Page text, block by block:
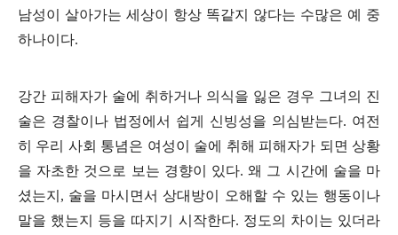
남성이 살아가는 세상이 항상 똑같지 않다는 수많은 예 중
하나이다.
강간 피해자가 술에 취하거나 의식을 잃은 경우 그녀의 진
술은 경찰이나 법정에서 쉽게 신빙성을 의심받는다. 여전
히 우리 사회 통념은 여성이 술에 취해 피해자가 되면 상황
을 자초한 것으로 보는 경향이 있다. 왜 그 시간에 술을 마
셨는지, 술을 마시면서 상대방이 오해할 수 있는 행동이나
말을 했는지 등을 따지기 시작한다. 정도의 차이는 있더라